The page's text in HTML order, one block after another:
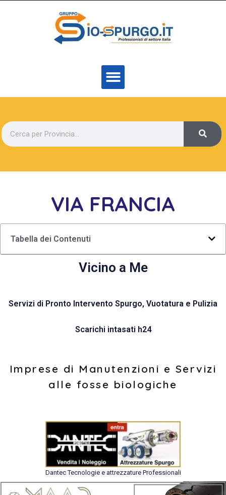
VIA FRANCIA
Tabella dei Contenuti
Vicino a Me
Servizi di Pronto Intervento Spurgo, Vuotatura e Pulizia
Scarichi intasati h24
Imprese di Manutenzioni e Servizi
alle fosse biologiche
Dantec Tecnologie e attrezzature Professionali